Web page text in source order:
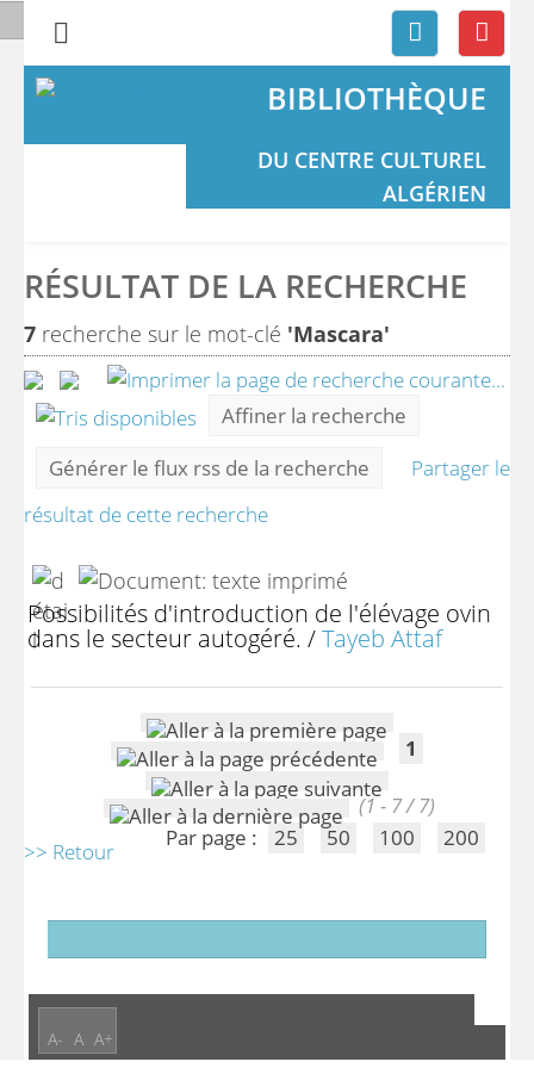
BIBLIOTHÈQUE
DU CENTRE CULTUREL
ALGÉRIEN
RÉSULTAT DE LA RECHERCHE
7 recherche sur le mot-clé 'Mascara'
Affiner la recherche
Générer le flux rss de la recherche
Partager le
résultat de cette recherche
Possibilités d'introduction de l'élévage ovin
dans le secteur autogéré. /Tayeb Attaf
1
(1 - 7 / 7)
Par page :
25 50 100 200
>> Retour
A- A A+